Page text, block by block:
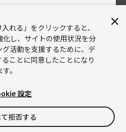
れる」をクリックすると、
し、サイトの使用状況を分
活動を支援するために、デ
ことに同意したことになり
す。
設定
拒否する